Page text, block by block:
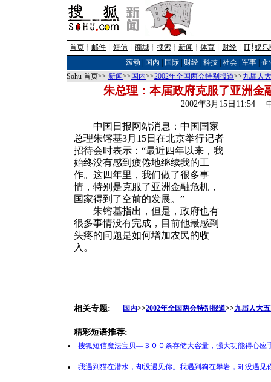
首页 ┊ 邮件 ┊ 短信 ┊ 商城 ┊ 搜索 ┊ 新闻 ┊ 体育 ┊ 财经 ┊ IT┊ 娱乐
滚动
国内 国际| 财经| 科技| 社会| 军事| 企
Sohu 首页>> 新闻>> 国内>>2002年全国两会特别报道>>九届人
朱总理：本届政府克服了亚洲金
2002年3月15日11:54
中国日报网站消息：中国国家
总理朱镕基3月15日在北京举行记者
招待会时表示：“最近四年以来，我
始终没有感到疲倦地继续我的工
作。这四年里，我们做了很多事
情，特别是克服了亚洲金融危机，
国家得到了空前的发展。”
朱镕基指出，但是，政府也有
很多事情没有完成，目前他最感到
头疼的问题是如何增加农民的收
入。
相关专题: 国内>>2002年全国两会特别报道>>九届人大
精彩短语推荐:
搜狐短信魔法宝贝—３００条存储大容量，强大功能得心应
我遇到猫在潜水，却没遇见你。我遇到狗在攀岩，却没遇